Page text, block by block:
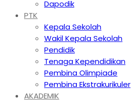
Dapodik
PTK
Kepala Sekolah
Wakil Kepala Sekolah
Pendidik
Tenaga Kependidikan
Pembina Olimpiade
Pembina Ekstrakurikuler
AKADEMIK